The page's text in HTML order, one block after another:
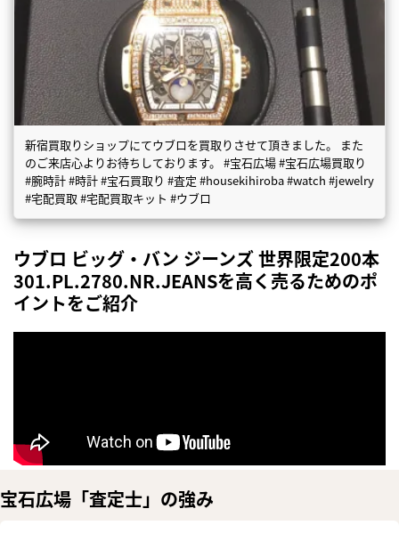
新宿買取りショップにてウブロを買取りさせて頂きました。 また
のご来店心よりお待ちしております。 #宝石広場 #宝石広場買取り
#腕時計 #時計 #宝石買取り #査定 #housekihiroba #watch #jewelry
#宅配買取 #宅配買取キット #ウブロ
ウブロ ビッグ・バン ジーンズ 世界限定200本
301.PL.2780.NR.JEANSを高く売るためのポ
イントをご紹介
宝石広場「査定士」の強み